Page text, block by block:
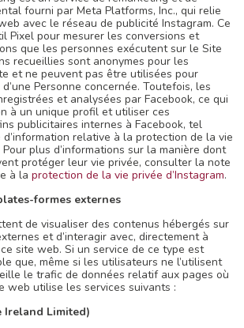
fourni par Meta Platforms, Inc., qui relie
avec le réseau de publicité Instagram. Ce
Pixel pour mesurer les conversions et
que les personnes exécutent sur le Site
recueillies sont anonymes pour les
et ne peuvent pas être utilisées pour
Personne concernée. Toutefois, les
et analysées par Facebook, ce qui
à un unique profil et utiliser ces
publicitaires internes à Facebook, tel
d’information relative à la protection de la vie
plus d’informations sur la manière dont
protéger leur vie privée, consulter la note
à la protection de la vie privée d’Instagram.
formes externes
de visualiser des contenus hébergés sur
et d’interagir avec, directement à
site web. Si un service de ce type est
que, même si les utilisateurs ne l’utilisent
le trafic de données relatif aux pages où
web utilise les services suivants :
Ireland Limited)